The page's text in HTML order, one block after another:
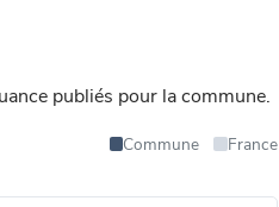
publiés pour la commune.
Commune
France